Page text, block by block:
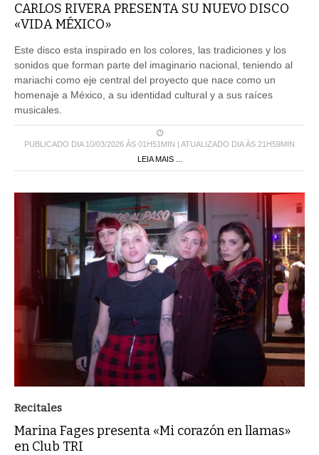
CARLOS RIVERA PRESENTA SU NUEVO DISCO
«VIDA MÉXICO»
Este disco esta inspirado en los colores, las tradiciones y los
sonidos que forman parte del imaginario nacional, teniendo al
mariachi como eje central del proyecto que nace como un
homenaje a México, a su identidad cultural y a sus raíces
musicales.
PUBLICADO DIA 10/03/2026 ÀS 01H51MIN | ATUALIZADO DIA ÀS 21H59MIN
LEIA MAIS ...
Recitales
Marina Fages presenta «Mi corazón en llamas»
en Club TRI